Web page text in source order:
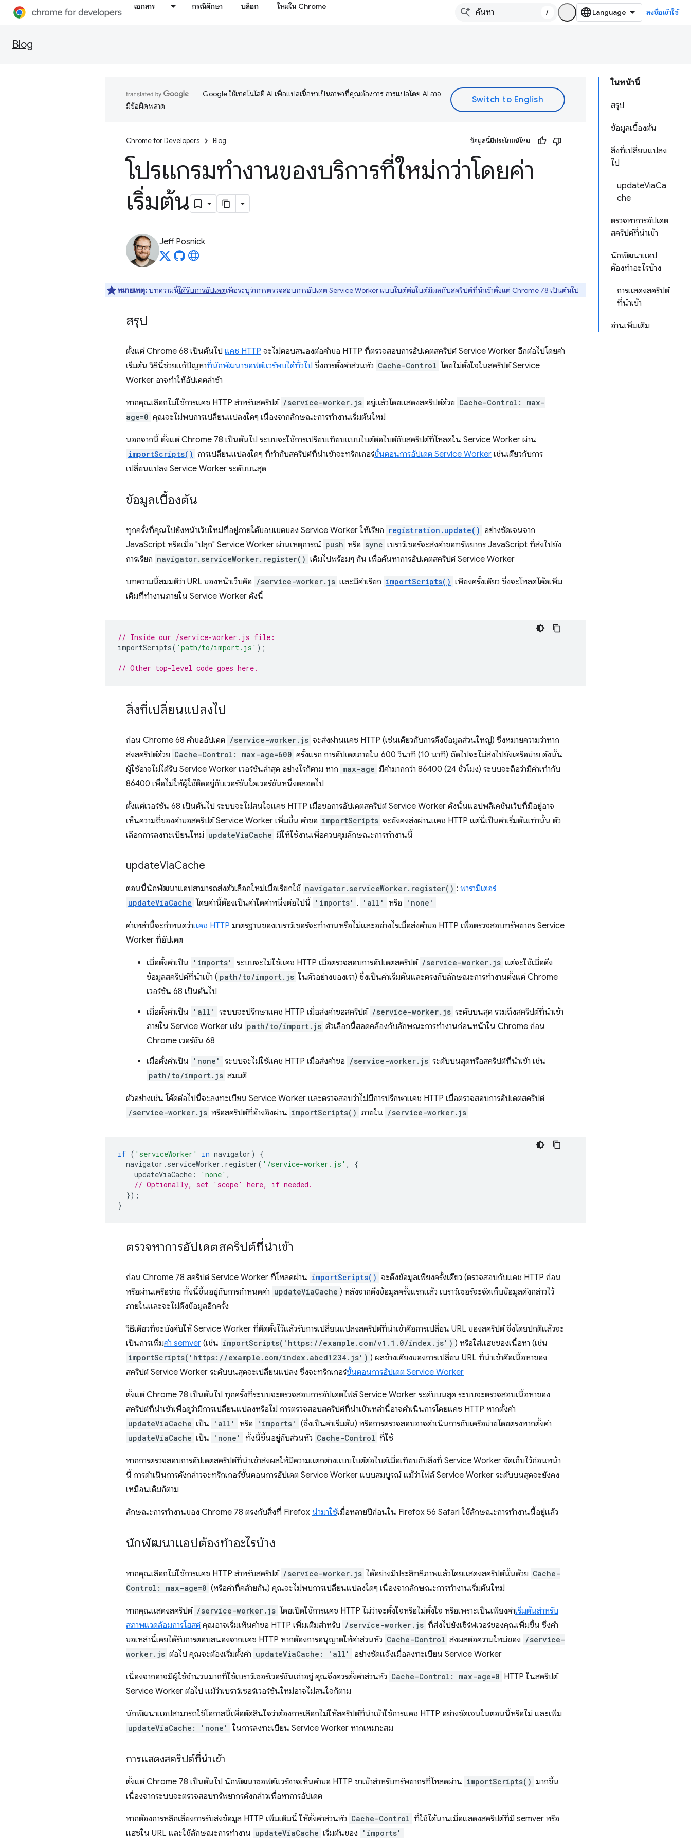
เอกสาร กรณีศึกษา บล็อก ใหม่ใน Chrome
/ ลงชื่อเข้าใช้
Blog
ในหน้านี้
สรุป
ข้อมูลเบื้องต้น
สิ่งที่เปลี่ยนแปลง
ไป
updateViaCa
che
ตรวจหาการอัปเดต
สคริปต์ที่นำเข้า
นักพัฒนาแอป
ต้องทําอะไรบ้าง
การแสดงสคริปต์
ที่นําเข้า
อ่านเพิ่มเติม
Google ใช้เทคโนโลยี AI เพื่อแปลเนื้อหาเป็นภาษาที่คุณต้องการ การแปลโดย AI อาจ
มีข้อผิดพลาด
Chrome for Developers Blog ข้อมูลนี้มีประโยชน์ไหม
โปรแกรมทำงานของบริการที่ใหม่กว่าโดยค่า
เริ่มต้น
Jeff Posnick
หมายเหตุ: บทความนี้ได้รับการอัปเดตเพื่อระบุว่าการตรวจสอบการอัปเดต Service Worker แบบไบต์ต่อไบต์มีผลกับสคริปต์ที่นำเข้าตั้งแต่ Chrome 78 เป็นต้นไป
สรุป
ตั้งแต่ Chrome 68 เป็นต้นไป แคช HTTP จะไม่ตอบสนองต่อคำขอ HTTP ที่ตรวจสอบการอัปเดตสคริปต์ Service Worker อีกต่อไปโดยค่า
เริ่มต้น วิธีนี้ช่วยแก้ปัญหาที่นักพัฒนาซอฟต์แวร์พบได้ทั่วไป ซึ่งการตั้งค่าส่วนหัว Cache-Control โดยไม่ตั้งใจในสคริปต์ Service
Worker อาจทําให้อัปเดตล่าช้า
หากคุณเลือกไม่ใช้การแคช HTTP สําหรับสคริปต์ /service-worker.js อยู่แล้วโดยแสดงสคริปต์ด้วย Cache-Control: max-
age=0 คุณจะไม่พบการเปลี่ยนแปลงใดๆ เนื่องจากลักษณะการทํางานเริ่มต้นใหม่
นอกจากนี้ ตั้งแต่ Chrome 78 เป็นต้นไป ระบบจะใช้การเปรียบเทียบแบบไบต์ต่อไบต์กับสคริปต์ที่โหลดใน Service Worker ผ่าน
importScripts() การเปลี่ยนแปลงใดๆ ที่ทำกับสคริปต์ที่นําเข้าจะทริกเกอร์ขั้นตอนการอัปเดต Service Worker เช่นเดียวกับการ
เปลี่ยนแปลง Service Worker ระดับบนสุด
ข้อมูลเบื้องต้น
ทุกครั้งที่คุณไปยังหน้าเว็บใหม่ที่อยู่ภายใต้ขอบเขตของ Service Worker ให้เรียก registration.update() อย่างชัดเจนจาก
JavaScript หรือเมื่อ "ปลุก" Service Worker ผ่านเหตุการณ์ push หรือ sync เบราว์เซอร์จะส่งคําขอทรัพยากร JavaScript ที่ส่งไปยัง
การเรียก navigator.serviceWorker.register() เดิมไปพร้อมๆ กัน เพื่อค้นหาการอัปเดตสคริปต์ Service Worker
บทความนี้สมมติว่า URL ของหน้าเว็บคือ /service-worker.js และมีคำเรียก importScripts() เพียงครั้งเดียว ซึ่งจะโหลดโค้ดเพิ่ม
เติมที่ทำงานภายใน Service Worker ดังนี้
// Inside our /service-worker.js file:
importScripts( 'path/to/import.js' );
// Other top-level code goes here.
สิ่งที่เปลี่ยนแปลงไป
ก่อน Chrome 68 คำขออัปเดต /service-worker.js จะส่งผ่านแคช HTTP (เช่นเดียวกับการดึงข้อมูลส่วนใหญ่) ซึ่งหมายความว่าหาก
ส่งสคริปต์ด้วย Cache-Control: max-age=600 ครั้งแรก การอัปเดตภายใน 600 วินาที (10 นาที) ถัดไปจะไม่ส่งไปยังเครือข่าย ดังนั้น
ผู้ใช้อาจไม่ได้รับ Service Worker เวอร์ชันล่าสุด อย่างไรก็ตาม หาก max-age มีค่ามากกว่า 86400 (24 ชั่วโมง) ระบบจะถือว่ามีค่าเท่ากับ
86400 เพื่อไม่ให้ผู้ใช้ติดอยู่กับเวอร์ชันใดเวอร์ชันหนึ่งตลอดไป
ตั้งแต่เวอร์ชัน 68 เป็นต้นไป ระบบจะไม่สนใจแคช HTTP เมื่อขอการอัปเดตสคริปต์ Service Worker ดังนั้นแอปพลิเคชันเว็บที่มีอยู่อาจ
เห็นความถี่ของคำขอสคริปต์ Service Worker เพิ่มขึ้น คำขอ importScripts จะยังคงส่งผ่านแคช HTTP แต่นี่เป็นค่าเริ่มต้นเท่านั้น ตัว
เลือกการลงทะเบียนใหม่ updateViaCache มีให้ใช้งานเพื่อควบคุมลักษณะการทำงานนี้
updateViaCache
ตอนนี้นักพัฒนาแอปสามารถส่งตัวเลือกใหม่เมื่อเรียกใช้ navigator.serviceWorker.register() : พารามิเตอร์
updateViaCache โดยค่านี้ต้องเป็นค่าใดค่าหนึ่งต่อไปนี้ 'imports' , 'all' หรือ 'none'
ค่าเหล่านี้จะกำหนดว่าแคช HTTP มาตรฐานของเบราว์เซอร์จะทำงานหรือไม่และอย่างไรเมื่อส่งคำขอ HTTP เพื่อตรวจสอบทรัพยากร Service
Worker ที่อัปเดต
เมื่อตั้งค่าเป็น 'imports' ระบบจะไม่ใช้แคช HTTP เมื่อตรวจสอบการอัปเดตสคริปต์ /service-worker.js แต่จะใช้เมื่อดึง
ข้อมูลสคริปต์ที่นำเข้า ( path/to/import.js ในตัวอย่างของเรา) ซึ่งเป็นค่าเริ่มต้นและตรงกับลักษณะการทำงานตั้งแต่ Chrome
เวอร์ชัน 68 เป็นต้นไป
เมื่อตั้งค่าเป็น
'all' ระบบจะปรึกษาแคช HTTP เมื่อส่งคําขอสคริปต์ /service-worker.js ระดับบนสุด รวมถึงสคริปต์ที่นําเข้า
ภายใน Service Worker เช่น path/to/import.js ตัวเลือกนี้สอดคล้องกับลักษณะการทำงานก่อนหน้าใน Chrome ก่อน
Chrome เวอร์ชัน 68
เมื่อตั้งค่าเป็น
'none' ระบบจะไม่ใช้แคช HTTP เมื่อส่งคําขอ /service-worker.js ระดับบนสุดหรือสคริปต์ที่นําเข้า เช่น
path/to/import.js สมมติ
ตัวอย่างเช่น โค้ดต่อไปนี้จะลงทะเบียน Service Worker และตรวจสอบว่าไม่มีการปรึกษาแคช HTTP เมื่อตรวจสอบการอัปเดตสคริปต์
/service-worker.js หรือสคริปต์ที่อ้างอิงผ่าน importScripts() ภายใน /service-worker.js
if ( 'serviceWorker' in navigator)
{
navigator . serviceWorker . register( '/service-worker.js' ,
{
updateViaCache : 'none' ,
// Optionally, set 'scope' here, if needed.
});
}
ตรวจหาการอัปเดตสคริปต์ที่นำเข้า
ก่อน Chrome 78 สคริปต์ Service Worker ที่โหลดผ่าน importScripts() จะดึงข้อมูลเพียงครั้งเดียว (ตรวจสอบกับแคช HTTP ก่อน
หรือผ่านเครือข่าย ทั้งนี้ขึ้นอยู่กับการกำหนดค่า updateViaCache ) หลังจากดึงข้อมูลครั้งแรกแล้ว เบราว์เซอร์จะจัดเก็บข้อมูลดังกล่าวไว้
ภายในและจะไม่ดึงข้อมูลอีกครั้ง
วิธีเดียวที่จะบังคับให้ Service Worker ที่ติดตั้งไว้แล้วรับการเปลี่ยนแปลงสคริปต์ที่นําเข้าคือการเปลี่ยน URL ของสคริปต์ ซึ่งโดยปกติแล้วจะ
เป็นการเพิ่มค่า semver (เช่น importScripts('https://example.com/v1.1.0/index.js') ) หรือใส่แฮชของเนื้อหา (เช่น
importScripts('https://example.com/index.abcd1234.js') ) ผลข้างเคียงของการเปลี่ยน URL ที่นําเข้าคือเนื้อหาของ
สคริปต์ Service Worker ระดับบนสุดจะเปลี่ยนแปลง ซึ่งจะทริกเกอร์ขั้นตอนการอัปเดต Service Worker
ตั้งแต่ Chrome 78 เป็นต้นไป ทุกครั้งที่ระบบจะตรวจสอบการอัปเดตไฟล์ Service Worker ระดับบนสุด ระบบจะตรวจสอบเนื้อหาของ
สคริปต์ที่นำเข้าเพื่อดูว่ามีการเปลี่ยนแปลงหรือไม่ การตรวจสอบสคริปต์ที่นําเข้าเหล่านี้อาจดำเนินการโดยแคช HTTP หากตั้งค่า
updateViaCache เป็น 'all' หรือ 'imports' (ซึ่งเป็นค่าเริ่มต้น) หรือการตรวจสอบอาจดำเนินการกับเครือข่ายโดยตรงหากตั้งค่า
updateViaCache เป็น 'none' ทั้งนี้ขึ้นอยู่กับส่วนหัว Cache-Control ที่ใช้
หากการตรวจสอบการอัปเดตสคริปต์ที่นําเข้าส่งผลให้มีความแตกต่างแบบไบต์ต่อไบต์เมื่อเทียบกับสิ่งที่ Service Worker จัดเก็บไว้ก่อนหน้า
นี้ การดำเนินการดังกล่าวจะทริกเกอร์ขั้นตอนการอัปเดต Service Worker แบบสมบูรณ์ แม้ว่าไฟล์ Service Worker ระดับบนสุดจะยังคง
เหมือนเดิมก็ตาม
ลักษณะการทํางานของ Chrome 78 ตรงกับสิ่งที่ Firefox นํามาใช้เมื่อหลายปีก่อนใน Firefox 56 Safari ใช้ลักษณะการทำงานนี้อยู่แล้ว
นักพัฒนาแอปต้องทําอะไรบ้าง
หากคุณเลือกไม่ใช้การแคช HTTP สําหรับสคริปต์ /service-worker.js ได้อย่างมีประสิทธิภาพแล้วโดยแสดงสคริปต์นั้นด้วย Cache-
Control: max-age=0 (หรือค่าที่คล้ายกัน) คุณจะไม่พบการเปลี่ยนแปลงใดๆ เนื่องจากลักษณะการทํางานเริ่มต้นใหม่
หากคุณแสดงสคริปต์ /service-worker.js โดยเปิดใช้การแคช HTTP ไม่ว่าจะตั้งใจหรือไม่ตั้งใจ หรือเพราะเป็นเพียงค่าเริ่มต้นสำหรับ
สภาพแวดล้อมการโฮสต์คุณอาจเริ่มเห็นคำขอ HTTP เพิ่มเติมสําหรับ /service-worker.js ที่ส่งไปยังเซิร์ฟเวอร์ของคุณเพิ่มขึ้น ซึ่งคํา
ขอเหล่านี้เคยได้รับการตอบสนองจากแคช HTTP หากต้องการอนุญาตให้ค่าส่วนหัว Cache-Control ส่งผลต่อความใหม่ของ /service-
worker.js ต่อไป คุณจะต้องเริ่มตั้งค่า updateViaCache: 'all' อย่างชัดแจ้งเมื่อลงทะเบียน Service Worker
เนื่องจากอาจมีผู้ใช้จำนวนมากที่ใช้เบราว์เซอร์เวอร์ชันเก่าอยู่ คุณจึงควรตั้งค่าส่วนหัว Cache-Control: max-age=0 HTTP ในสคริปต์
Service Worker ต่อไป แม้ว่าเบราว์เซอร์เวอร์ชันใหม่อาจไม่สนใจก็ตาม
นักพัฒนาแอปสามารถใช้โอกาสนี้เพื่อตัดสินใจว่าต้องการเลือกไม่ให้สคริปต์ที่นําเข้าใช้การแคช HTTP อย่างชัดเจนในตอนนี้หรือไม่ และเพิ่ม
updateViaCache: 'none' ในการลงทะเบียน Service Worker หากเหมาะสม
การแสดงสคริปต์ที่นําเข้า
ตั้งแต่ Chrome 78 เป็นต้นไป นักพัฒนาซอฟต์แวร์อาจเห็นคำขอ HTTP ขาเข้าสำหรับทรัพยากรที่โหลดผ่าน importScripts() มากขึ้น
เนื่องจากระบบจะตรวจสอบทรัพยากรดังกล่าวเพื่อหาการอัปเดต
หากต้องการหลีกเลี่ยงการรับส่งข้อมูล HTTP เพิ่มเติมนี้ ให้ตั้งค่าส่วนหัว Cache-Control ที่ใช้ได้นานเมื่อแสดงสคริปต์ที่มี semver หรือ
แฮชใน URL และใช้ลักษณะการทำงาน updateViaCache เริ่มต้นของ 'imports'